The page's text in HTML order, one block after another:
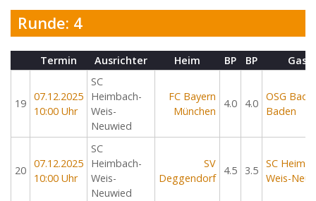
Runde: 4
Termin Ausrichter Heim BP BP Gast
19
07.12.2025
10:00 Uhr
SC
Heimbach-
Weis-
Neuwied
FC Bayern
München
4.0 4.0
OSG
Baden
20
07.12.2025
10:00 Uhr
SC
Heimbach-
Weis-
Neuwied
SV
Deggendorf
4.5 3.5
SC
Weis-